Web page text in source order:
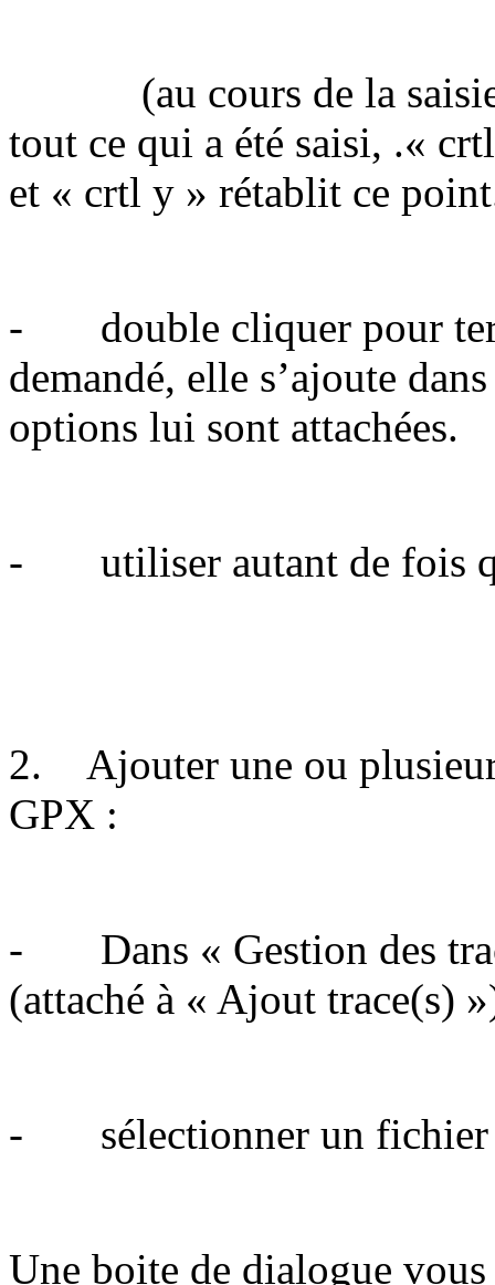
(au cours de la saisie :
tout ce qui a été saisi, .«
et « crtl y » rétablit ce
- double cliquer pour
demandé, elle s’ajoute
options lui sont attachées.
- utiliser autant de fois
2. Ajouter une ou
GPX :
- Dans « Gestion des
(attaché à « Ajout trace(s)
- sélectionner un fichier
Une boite de dialogue